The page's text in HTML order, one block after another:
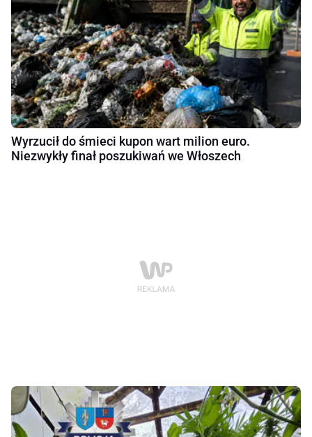
Wyrzucił do śmieci kupon wart milion euro.
Niezwykły finał poszukiwań we Włoszech